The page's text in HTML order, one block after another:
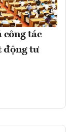
công tác
động tư